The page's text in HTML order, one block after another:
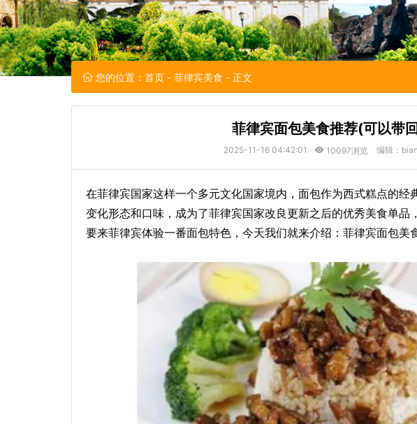
您的位置： 首页 - 菲律宾美食 - 正文
菲律宾面包美食推荐(可以带
2025-11-16 04:42:01 10097浏览 编辑：
在菲律宾国家这样一个多元文化国家境内，面包作为西式糕点的经
变化形态和口味，成为了菲律宾国家改良更新之后的优秀美食单品
要来菲律宾体验一番面包特色，今天我们就来介绍：菲律宾面包美